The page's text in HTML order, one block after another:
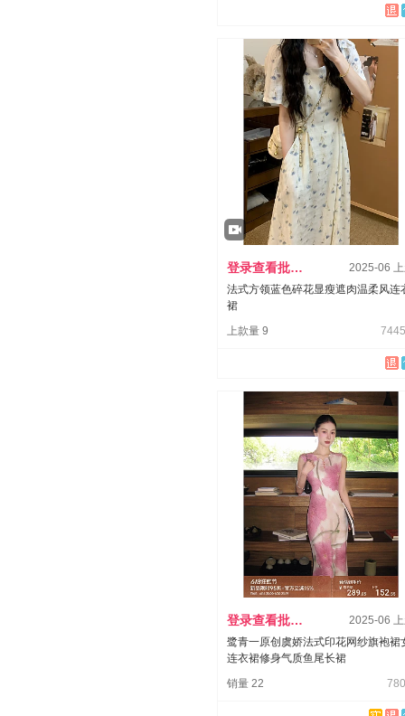
登录查看批发价
2025-06
法式方领蓝色碎花显瘦遮肉温柔风连
裙
上款量 9
登录查看批发价
2025-06
鹭青一原创虞娇法式印花网纱旗袍裙
连衣裙修身气质鱼尾长裙
销量 22